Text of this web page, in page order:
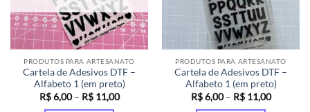
ser
escolhidas
na
página
do
produto
ser
escolhidas
na
página
do
produto
PRODUTOS PARA ARTESANATO
Cartela de Adesivos DTF –
Alfabeto 1 (em preto)
R$6,00 – R$11,00Faixa
PRODUTOS PARA ARTESANATO
Cartela de Adesivos DTF –
Alfabeto 1 (em preto)
R$6,00 – R$11,00Faixa